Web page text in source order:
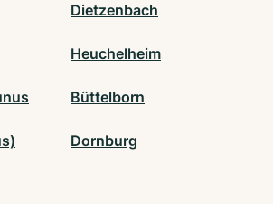
Dietzenbach
Heuchelheim
Büttelborn
Dornburg